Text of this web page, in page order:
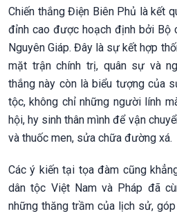
Chiến thắng Điện Biên Phủ là kết
đỉnh cao được hoạch định bởi Bộ
Nguyên Giáp. Đây là sự kết hợp
mặt trận chính trị, quân sự và
thắng này còn là biểu tượng của
tộc, không chỉ những người lính
hội, hy sinh thân mình để vận
và thuốc men, sửa chữa đường xá.
Các ý kiến tại tọa đàm cũng
dân tộc Việt Nam và Pháp đã
những thăng trầm của lịch sử,